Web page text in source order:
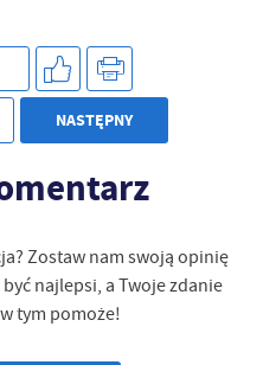
NASTĘPNY
Zostaw nam swoją opinię
najlepsi, a Twoje zdanie
tym pomoże!